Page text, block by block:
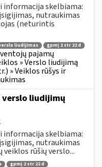
informacija skelbiama:
nutraukimas
(neturintis
liudijimas gpmį 2 str 22 d
pajamų
» Verslo liudijimą
» Veiklos rūšys ir
liudijimų
informacija skelbiama:
nutraukimas
rūšių verslo...
gpmį 2 str 22 d